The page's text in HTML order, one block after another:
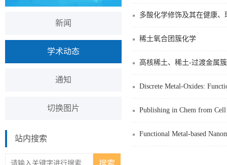
新闻
学术动态
通知
切换图片
站内搜索
多酸化学修饰及其在健康
稀土氧合团簇化学
高核稀土、稀土-过渡金属
Discrete Metal-Oxides:
Publishing in Chem from Cell
Functional Metal-based